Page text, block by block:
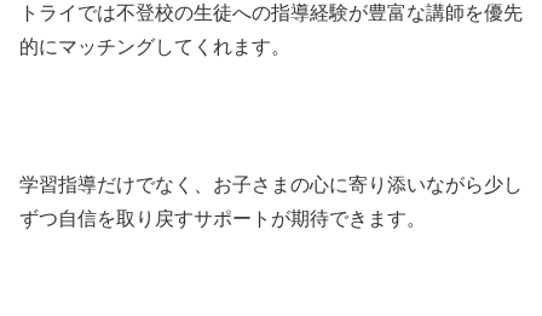
トライでは不登校の生徒への指導経験が豊富な講師を優先
的にマッチングしてくれます。
学習指導だけでなく、お子さまの心に寄り添いながら少し
ずつ自信を取り戻すサポートが期待できます。